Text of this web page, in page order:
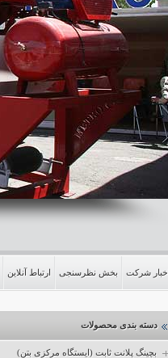
اخبار شرکت بخش نظرسنجی ارتباط آنلاین
دسته بندی محصولات
بچینگ پلانت ثابت (ایستگاه مرکزی بتن)